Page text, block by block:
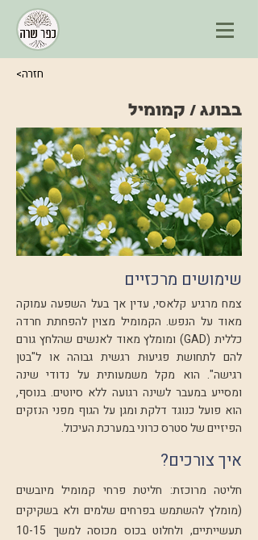
<חזרה
בבונג / קמומיל
שימושים מרכזיים
צמח מרגיע קלאסי, עדין אך בעל השפעה עמוקה
מאוד על הנפש. הקמומיל מצוין להפחתת חרדה
כללית (GAD) ומומלץ מאוד לאנשים שהלחץ גורם
להם לתחושת פגיעוּת רגשית גבוהה או ל"בטן
רגישה". הוא מקל משמעותית על נדודי שינה
ומסייע במעבר לשינה רגועה ללא סיוטים. בנוסף,
הוא פועל כנוגד דלקת ומגן על הגוף מפני הנזקים
הפיזיים של סטרס כרוני במערכת העיכול.
איך צורכים?
חליטה מרוכזת: חליטת פרחי קמומיל מיובשים
(מומלץ להשתמש בפרחים שלמים ולא בשקיקים
תעשייתיים, ולחלוט בכוס מכוסה למשך 10-15